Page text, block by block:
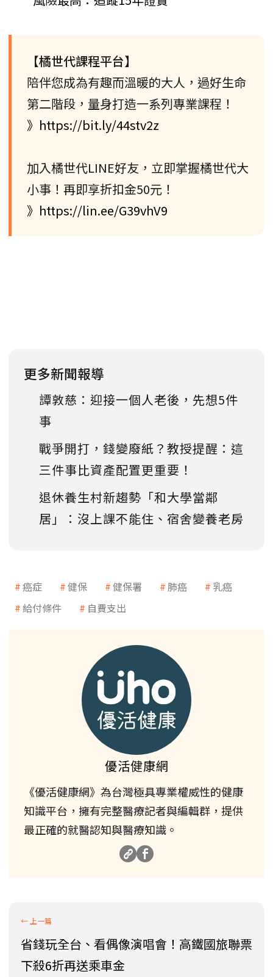
【橘世代課程平台】
陪伴您成為有趣而溫暖的大人，過好生命
第二階段，量身打造一系列專業課程！
》https://bit.ly/44stv2z
加入橘世代LINE好友，立即掌握橘世代大
小事！再即享折扣金50元！
》https://lin.ee/G39vhV9
更多新聞報導
譚敦慈：迎接一個人老後，先想5件
事
戰爭開打，錢變廢紙？教授提醒：這
三件事比資產配置更重要！
退休養生村新趨勢「和大學當鄰
居」：沒上課不能住、宿舍變養老房
癌症 健保 健保署 肺癌
乳癌
給付條件
自費支出
優活健康網
《優活健康網》為台灣極具專業權威性的健康
知識平台，擁有完整醫療記者與編輯群，提供
最正確的就醫認知與醫療知識。
省錢玩全台、看偶像演唱會！高鐵國旅聯票
下殺6折再送乘車金